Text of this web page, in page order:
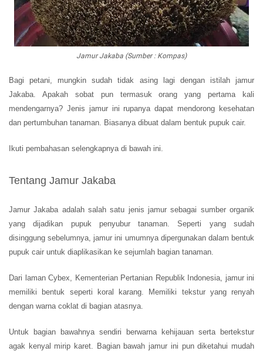
Jamur Jakaba (Sumber : Kompas)
Bagi petani, mungkin sudah tidak asing lagi dengan istilah jamur
Jakaba. Apakah sobat pun termasuk orang yang pertama kali
mendengarnya? Jenis jamur ini rupanya dapat mendorong kesehatan
dan pertumbuhan tanaman. Biasanya dibuat dalam bentuk pupuk cair.
Ikuti pembahasan selengkapnya di bawah ini.
Tentang Jamur Jakaba
Jamur Jakaba adalah salah satu jenis jamur sebagai sumber organik
yang dijadikan pupuk penyubur tanaman. Seperti yang sudah
disinggung sebelumnya, jamur ini umumnya dipergunakan dalam bentuk
pupuk cair untuk diaplikasikan ke sejumlah bagian tanaman.
Dari laman Cybex, Kementerian Pertanian Republik Indonesia, jamur ini
memiliki bentuk seperti koral karang. Memiliki tekstur yang renyah
dengan warna coklat di bagian atasnya.
Untuk bagian bawahnya sendiri berwarna kehijauan serta bertekstur
agak kenyal mirip karet. Bagian bawah jamur ini pun diketahui mudah